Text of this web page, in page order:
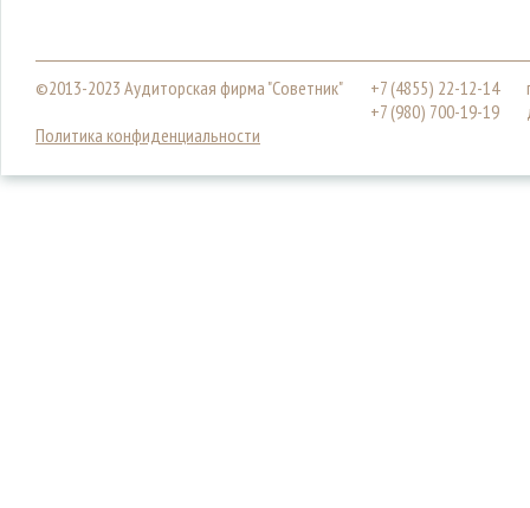
©2013-2023 Аудиторская фирма "Советник"
+7 (4855) 22-12-14
+7 (980) 700-19-19
Политика конфиденциальности